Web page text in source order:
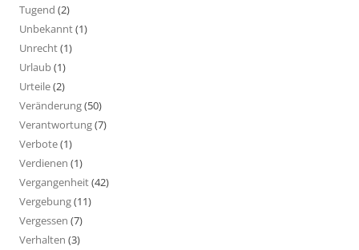
Tugend (2)
Unbekannt(1)
Unrecht(1)
Urlaub(1)
Urteile(2)
Veränderung(50)
Verantwortung(7)
Verbote(1)
Verdienen (1)
Vergangenheit(42)
Vergebung(11)
Vergessen (7)
Verhalten (3)